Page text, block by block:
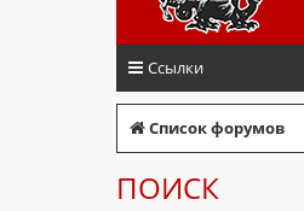
Ссылки
Список форумов
ПОИСК